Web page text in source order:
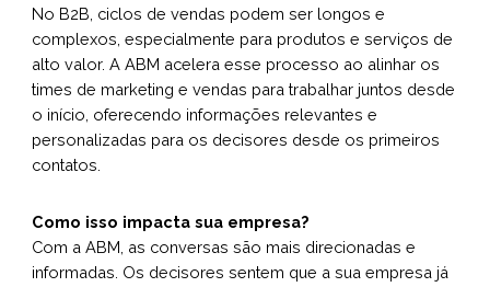
No B2B, ciclos de vendas podem ser longos e
complexos, especialmente para produtos e serviços de
alto valor. A ABM acelera esse processo ao alinhar os
times de marketing e vendas para trabalhar juntos desde
o início, oferecendo informações relevantes e
personalizadas para os decisores desde os primeiros
contatos.
Como isso impacta sua empresa?
Com a ABM, as conversas são mais direcionadas e
informadas. Os decisores sentem que a sua empresa já